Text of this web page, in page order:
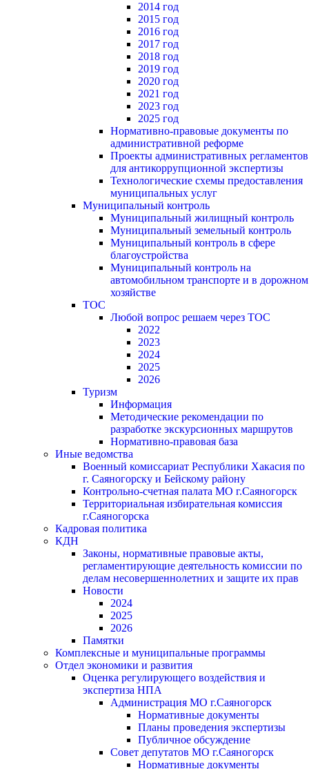
2014 год
2015 год
2016 год
2017 год
2018 год
2019 год
2020 год
2021 год
2023 год
2025 год
Нормативно-правовые документы по
административной реформе
Проекты административных регламентов
для антикоррупционной экспертизы
Технологические схемы предоставления
муниципальных услуг
Муниципальный контроль
Муниципальный жилищный контроль
Муниципальный земельный контроль
Муниципальный контроль в сфере
благоустройства
Муниципальный контроль на
автомобильном транспорте и в дорожном
хозяйстве
ТОС
Любой вопрос решаем через ТОС
2022
2023
2024
2025
2026
Туризм
Информация
Методические рекомендации по
разработке экскурсионных маршрутов
Нормативно-правовая база
Иные ведомства
Военный комиссариат Республики Хакасия по
г. Саяногорску и Бейскому району
Контрольно-счетная палата МО г.Саяногорск
Территориальная избирательная комиссия
г.Саяногорска
Кадровая политика
КДН
Законы, нормативные правовые акты,
регламентирующие деятельность комиссии по
делам несовершеннолетних и защите их прав
Новости
2024
2025
2026
Памятки
Комплексные и муниципальные программы
Отдел экономики и развития
Оценка регулирующего воздействия и
экспертиза НПА
Администрация МО г.Саяногорск
Нормативные документы
Планы проведения экспертизы
Публичное обсуждение
Совет депутатов МО г.Саяногорск
Нормативные документы